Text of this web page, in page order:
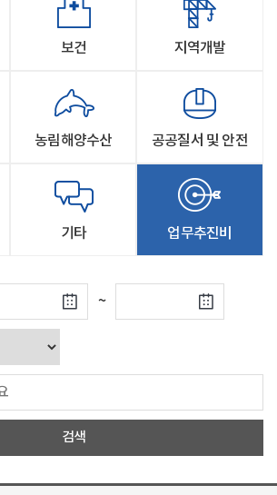
보건 지역개발
농림해양수산 공공질서 및 안전
기타 업무추진비
~